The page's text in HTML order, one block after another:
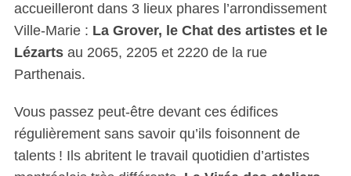
accueilleront dans 3 lieux phares l’arrondissement
Ville-Marie : La Grover, le Chat des artistes et le
Lézartsau 2065, 2205 et 2220 de la rue
Parthenais.
Vous passez peut-être devant ces édifices
régulièrement sans savoir qu’ils foisonnent de
talents ! Ils abritent le travail quotidien d’artistes